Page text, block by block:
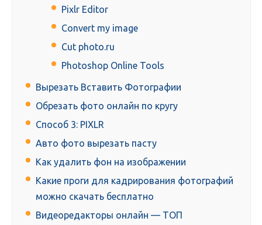
Pixlr Editor
Сonvert my image
Cut photo.ru
Photoshop Online Tools
Вырезать Вставить Фотографии
Обрезать фото онлайн по кругу
Способ 3: PIXLR
Авто фото вырезать пасту
Как удалить фон на изображении
Какие проги для кадрирования фотографий
можно скачать бесплатно
Видеоредакторы онлайн — ТОП